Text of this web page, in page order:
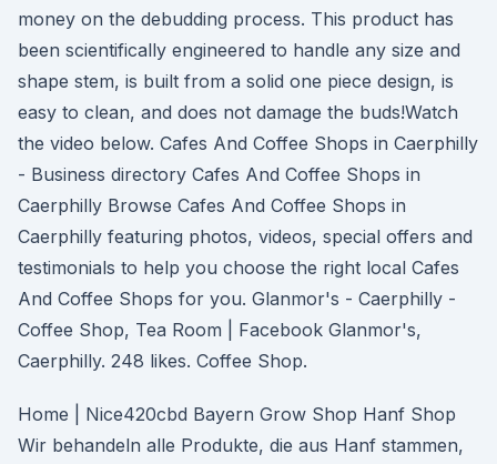
money on the debudding process. This product has
been scientifically engineered to handle any size and
shape stem, is built from a solid one piece design, is
easy to clean, and does not damage the buds!Watch
the video below. Cafes And Coffee Shops in Caerphilly
- Business directory Cafes And Coffee Shops in
Caerphilly Browse Cafes And Coffee Shops in
Caerphilly featuring photos, videos, special offers and
testimonials to help you choose the right local Cafes
And Coffee Shops for you. Glanmor's - Caerphilly -
Coffee Shop, Tea Room | Facebook Glanmor's,
Caerphilly. 248 likes. Coffee Shop.
Home | Nice420cbd Bayern Grow Shop Hanf Shop
Wir behandeln alle Produkte, die aus Hanf stammen,